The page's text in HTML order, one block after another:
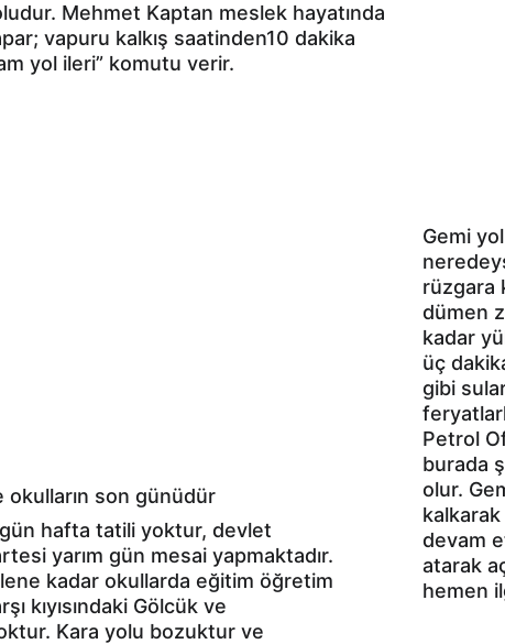
Gemi
rüzgara
dümen
kadar
üç
gibi
Petrol
burada
olur.
kalkarak
devam
atarak
hemen
son günüdür
hafta tatili yoktur, devlet
yarım gün mesai yapmaktadır.
kadar okullarda eğitim öğretim
kıyısındaki Gölcük ve
Kara yolu bozuktur ve
Mehmet Kaptan meslek hayatında
vapuru kalkış saatinden10 dakika
yol ileri” komutu verir.